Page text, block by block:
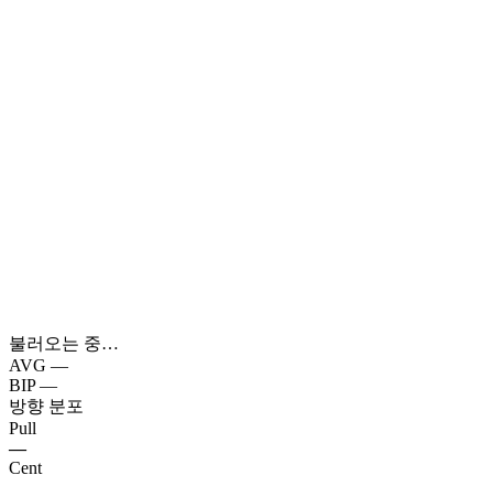
불러오는 중…
AVG —
BIP —
방향 분포
Pull
—
Cent